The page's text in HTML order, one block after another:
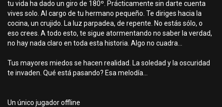
tu vida ha dado un giro de 180º. Prácticamente sin darte cuenta
vives solo. Al cargo de tu hermano pequeño. Te diriges hacia la
cocina, un crujido. La luz parpadea, de repente. No estás sólo, o
eso crees. A todo esto, te sigue atormentando no saber la verdad,
no hay nada claro en toda esta historia. Algo no cuadra…
Tus mayores miedos se hacen realidad. La soledad y la oscuridad
te invaden. Qué está pasando? Esa melodía...
Un único jugador offline